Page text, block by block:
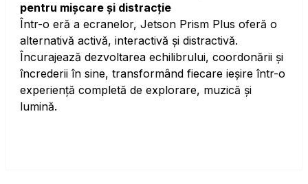
pentru mișcare și distracție
Într-o eră a ecranelor, Jetson Prism Plus oferă o
alternativă activă, interactivă și distractivă.
Încurajează dezvoltarea echilibrului, coordonării și
încrederii în sine, transformând fiecare ieșire într-o
experiență completă de explorare, muzică și
lumină.